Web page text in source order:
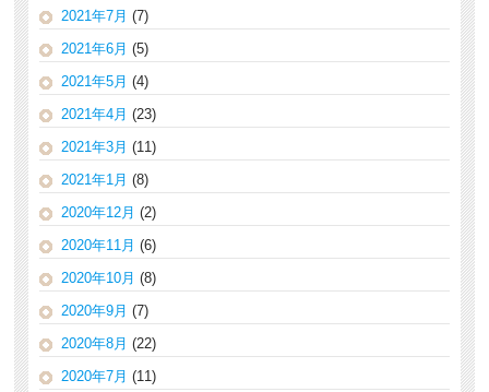
2021年7月 (7)
2021年6月 (5)
2021年5月 (4)
2021年4月 (23)
2021年3月 (11)
2021年1月 (8)
2020年12月 (2)
2020年11月 (6)
2020年10月 (8)
2020年9月 (7)
2020年8月 (22)
2020年7月 (11)